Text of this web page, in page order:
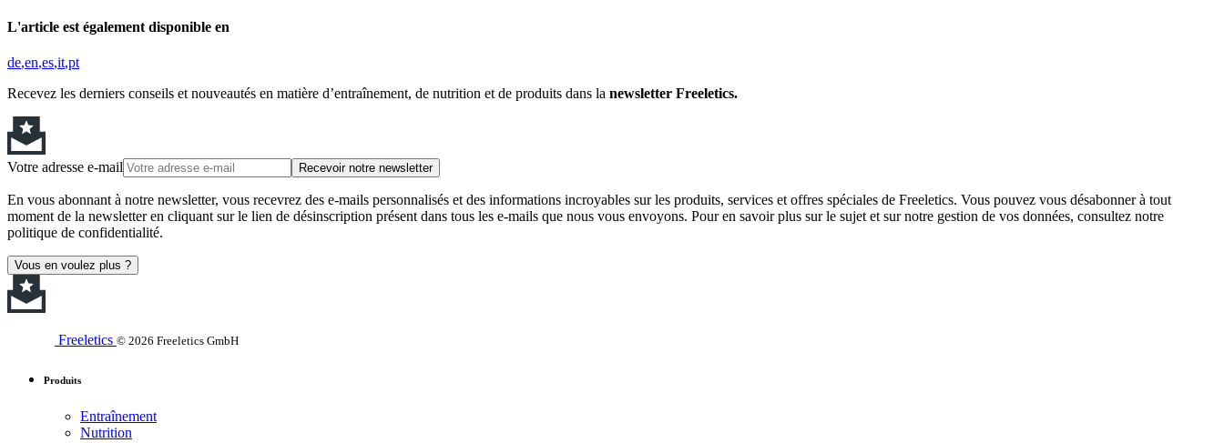
L'article est également disponible en
de en es it pt
Recevez les derniers conseils et nouveautés en matière d’entraînement, de nutrition et de produits dans la newsletter Freeletics.
Votre adresse e-mail Recevoir notre newsletter
En vous abonnant à notre newsletter, vous recevrez des e-mails personnalisés et des informations incroyables sur les produits, services et offres spéciales de Freeletics. Vous pouvez vous désabonner à tout
moment de la newsletter en cliquant sur le lien de désinscription présent dans tous les e-mails que nous vous envoyons. Pour en savoir plus sur le sujet et sur notre gestion de vos données, consultez notre
politique de confidentialité.
Vous en voulez plus ?
Freeletics © 2026 Freeletics GmbH
Produits
Entraînement
Nutrition